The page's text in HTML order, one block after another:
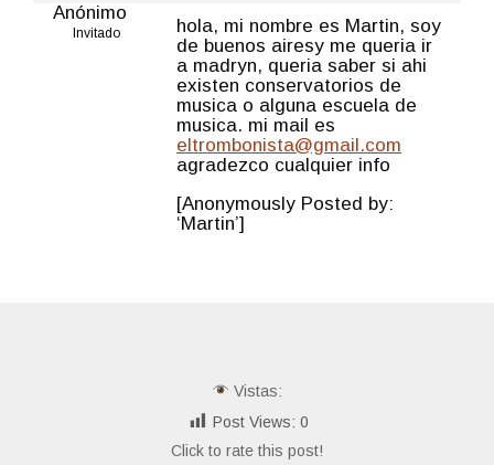
Anónimo
Invitado
hola, mi nombre es Martin, soy
de buenos airesy me queria ir
a madryn, queria saber si ahi
existen conservatorios de
musica o alguna escuela de
musica. mi mail es
eltrombonista@gmail.com
agradezco cualquier info
[Anonymously Posted by:
‘Martin’]
Vistas:
Post Views: 0
Click to rate this post!